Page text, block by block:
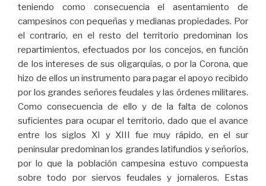
teniendo como consecuencia el asentamiento de
campesinos con pequeñas y medianas propiedades. Por
el contrario, en el resto del territorio predominan los
repartimientos, efectuados por los concejos, en función
de los intereses de sus oligarquías, o por la Corona, que
hizo de ellos un instrumento para pagar el apoyo recibido
por los grandes señores feudales y las órdenes militares.
Como consecuencia de ello y de la falta de colonos
suficientes para ocupar el territorio, dado que el avance
entre los siglos XI y XIII fue muy rápido, en el sur
peninsular predominan los grandes latifundios y señoríos,
por lo que la población campesina estuvo compuesta
sobre todo por siervos feudales y jornaleros. Estas